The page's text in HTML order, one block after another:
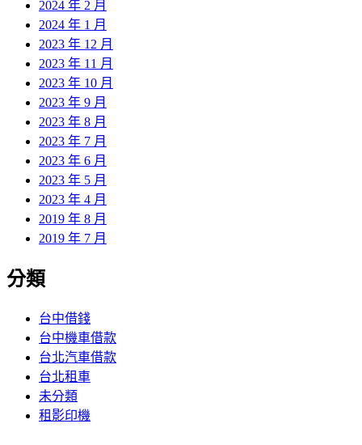
2024 年 2 月
2024 年 1 月
2023 年 12 月
2023 年 11 月
2023 年 10 月
2023 年 9 月
2023 年 8 月
2023 年 7 月
2023 年 6 月
2023 年 5 月
2023 年 4 月
2019 年 8 月
2019 年 7 月
分類
台中借錢
台中機車借款
台北汽車借款
台北租車
未分類
租影印機